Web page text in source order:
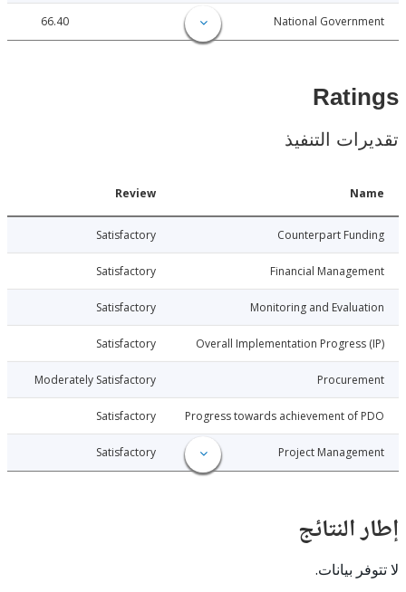
National
التنفيذ
Counterpart
Satisfactory
Financial
Satisfactory
Monitoring and
Satisfactory
Overall Implementation
Satisfactory
Moderately Satisfactory
08-03
Progress towards achievement of
Satisfactory
Project
Satisfactory
بيانات.